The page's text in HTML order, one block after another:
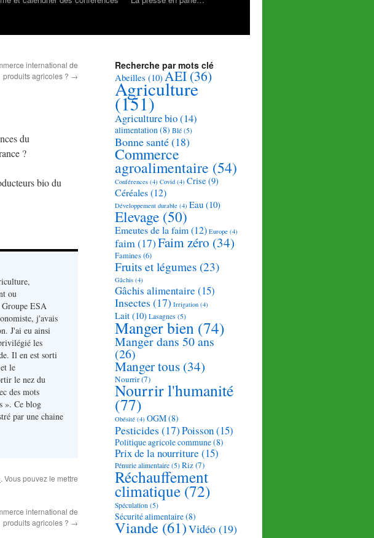
international de
produits agricoles ? →
du
?
bio du
ou
ESA
j'avais
J'ai eu ainsi
les
Il en est sorti
le
le nez du
des mots
». Ce blog
par une chaine
. Vous pouvez le mettre
international de
produits agricoles ? →
Recherche par mots clé
Abeilles (10)AEI (36)
Agriculture
(151)
Agriculture bio(14)
alimentation(8) Blé (5)
Bonne santé(18)
Commerce
agroalimentaire (54)
Conférences (4) Covid (4) Crise (9)
Céréales(12)
Développement durable (4) Eau (10)
Elevage (50)
Emeutes de la faim(12) Europe (4)
faim(17)Faim zéro (34)
Famines(6)
Fruits et légumes (23)
Gâchis (4)
Gâchis alimentaire (15)
Insectes (17) Irrigation (4)
Lait (10) Lasagnes (5)
Manger bien (74)
Manger dans 50 ans
(26)
Manger tous (34)
Nourrir(7)
Nourrir l'humanité
(77)
Obésité (4) OGM(8)
Pesticides (17)Poisson(15)
Politique agricole commune(8)
Prix de la nourriture (15)
Pénurie alimentaire (5) Riz(7)
Réchauffement
climatique (72)
Spéculation (5)
Sécurité alimentaire(8)
Viande (61)Vidéo (19)